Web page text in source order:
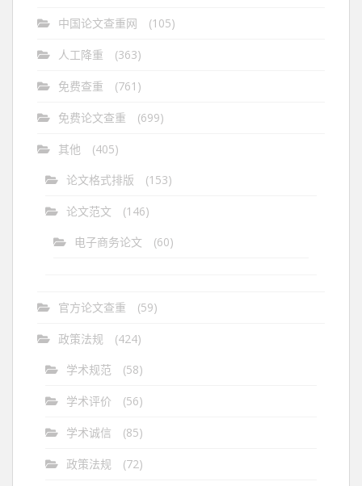
中国论文查重网 (105)
人工降重 (363)
免费查重 (761)
免费论文查重 (699)
其他
(405)
论文格式排版
(153)
论文范文
(146)
电子商务论文
(60)
官方论文查重 (59)
政策法规
(424)
学术规范
(58)
学术评价 (56)
学术诚信 (85)
政策法规 (72)